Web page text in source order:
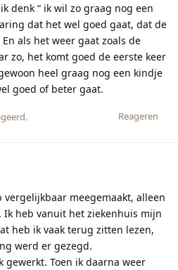
denk “ ik wil zo graag nog een
dat het wel goed gaat, dat de
als het weer gaat zoals de
zo, het komt goed de eerste keer
heel graag nog een kindje
goed of beter gaat.
Reageren
meegemaakt, alleen
Ik heb vanuit het ziekenhuis mijn
heb ik vaak terug zitten lezen,
werd er gezegd.
Toen ik daarna weer